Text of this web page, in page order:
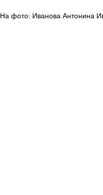
На фото: Иванова Антонина